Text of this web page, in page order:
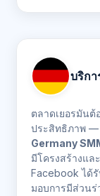
บริกา
ตลาดเยอรมันต้
ประสิทธิภาพ —
Germany
มีโครงสร้างแล
Facebook ได้รั
มอบการมีส่วน